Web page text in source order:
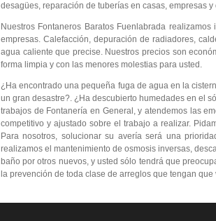
desagües, reparación de tuberías en casas, empresas
Nuestros Fontaneros Baratos Fuenlabrada
empresas. Calefacción, depuración de radiadores,
agua caliente que precise. Nuestros precios son
forma limpia y con las menores molestias para usted.
¿Ha encontrado una pequeña fuga de agua en la
un gran desastre?. ¿Ha descubierto humedades en el
trabajos de Fontanería en General, y atendemos las
competitivo y ajustado sobre el trabajo a realizar.
Para nosotros, solucionar su avería será una
realizamos el mantenimiento de osmosis inversas,
baño por otros nuevos, y usted sólo tendrá que
la prevención de toda clase de arreglos que tengan